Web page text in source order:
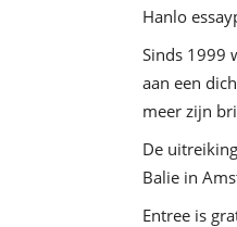
Hanlo
Sinds 1999
aan een
meer zijn
De
Balie in
Entree is